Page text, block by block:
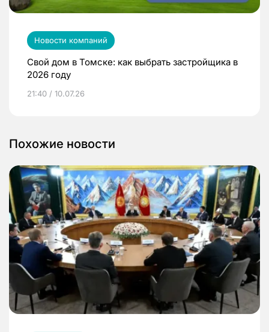
Новости компаний
Свой дом в Томске: как выбрать застройщика в
2026 году
21:40 / 10.07.26
Похожие новости